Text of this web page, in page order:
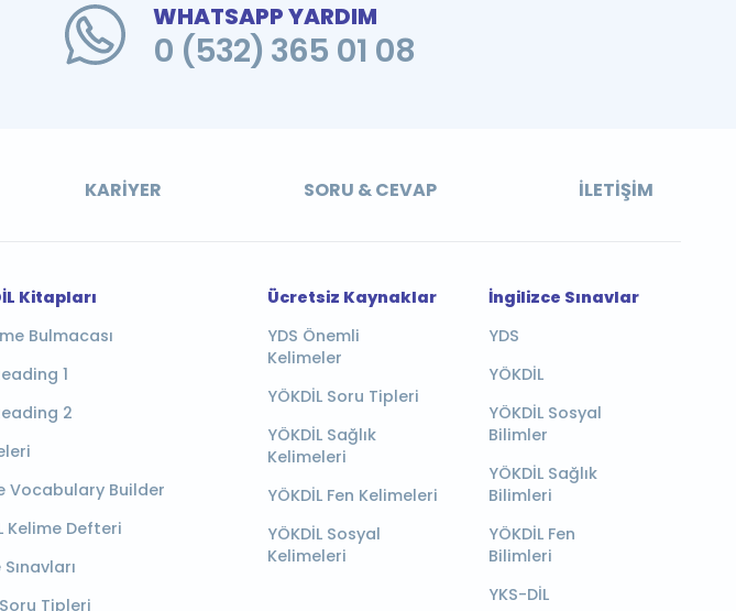
WHATSAPP YARDIM
0 (532) 365 01 08
KARIYER SORU & CEVAP İLETIŞIM
Kitapları
Bulmacası
1
2
Vocabulary Builder
Kelime Defteri
Soru Tipleri
Ücretsiz Kaynaklar
YDS Önemli
Kelimeler
YÖKDİL Soru Tipleri
YÖKDİL Sağlık
Kelimeleri
YÖKDİL Fen Kelimeleri
YÖKDİL Sosyal
Kelimeleri
İngilizce Sınavlar
YDS
YÖKDİL
YÖKDİL Sosyal
Bilimler
YÖKDİL Sağlık
Bilimleri
YÖKDİL Fen
Bilimleri
YKS-DİL